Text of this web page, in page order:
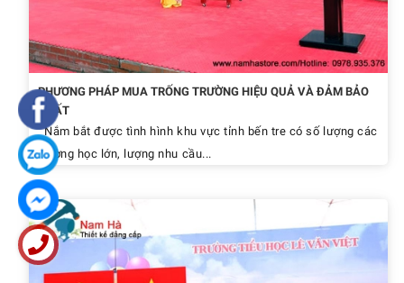
PHƯƠNG PHÁP MUA TRỐNG TRƯỜNG HIỆU QUẢ VÀ ĐẢM BẢO
NHẤT
Nắm bắt được tình hình khu vực tỉnh bến tre có số lượng các
trường học lớn, lượng nhu cầu...